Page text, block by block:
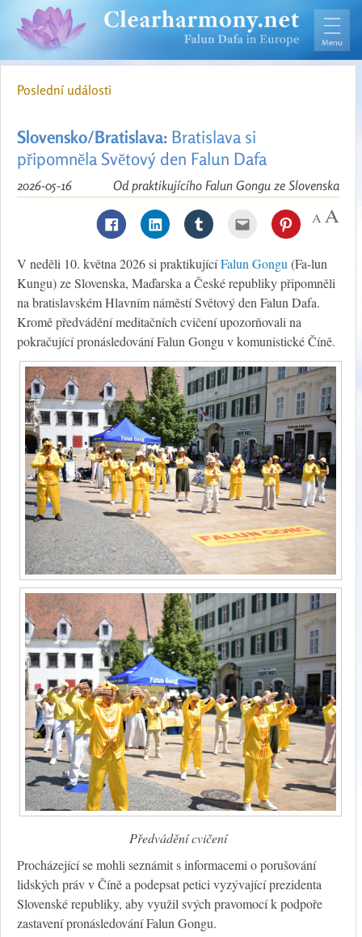
Poslední události
Slovensko/Bratislava: Bratislava si
připomněla Světový den Falun Dafa
Od praktikujícího Falun Gongu ze Slovenska
2026-05-16
V neděli 10. května 2026 si praktikujícíFalun Gongu(Fa-lun
Kungu) ze Slovenska, Maďarska a České republiky připomněli
na bratislavském Hlavním náměstí Světový den Falun Dafa.
Kromě předvádění meditačních cvičení upozorňovali na
pokračující pronásledování Falun Gongu v komunistické Číně.
Předvádění cvičení
Procházející se mohli seznámit s informacemi o porušování
lidských práv v Číně a podepsat petici vyzývající prezidenta
Slovenské republiky, aby využil svých pravomocí k podpoře
zastavení pronásledování Falun Gongu.